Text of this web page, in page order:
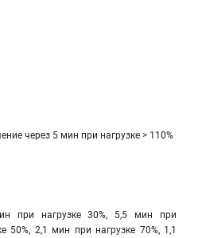
через 5 мин при нагрузке > 110%
при нагрузке 30%, 5,5 мин при
50%, 2,1 мин при нагрузке 70%, 1,1